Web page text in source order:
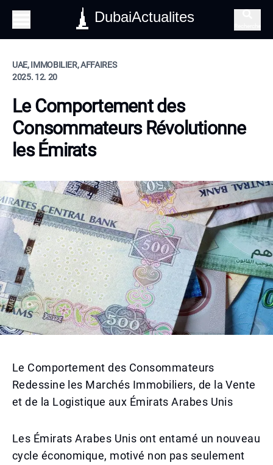
DubaiActualites
UAE, IMMOBILIER, AFFAIRES
2025. 12. 20
Le Comportement des
Consommateurs Révolutionne
les Émirats
Le Comportement des Consommateurs
Redessine les Marchés Immobiliers, de la Vente
et de la Logistique aux Émirats Arabes Unis
Les Émirats Arabes Unis ont entamé un nouveau
cycle économique, motivé non pas seulement